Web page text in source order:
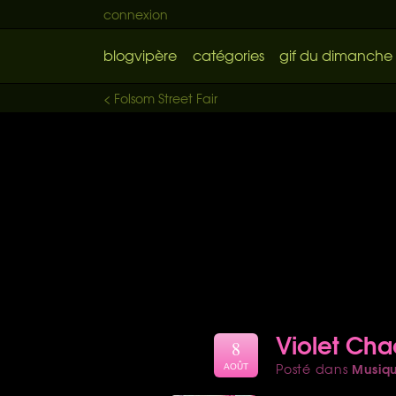
connexion
blogvipère catégories gif du dimanche
< Folsom Street Fair
Violet
Posté dans
8
AOÛT